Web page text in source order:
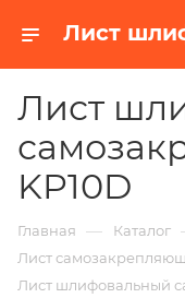
Лист
KP10D
Главная — Каталог
Лист
Лист шлифовальный